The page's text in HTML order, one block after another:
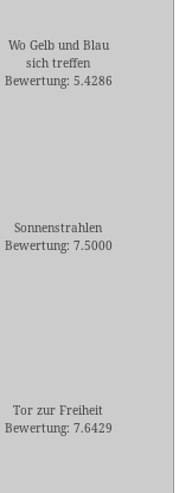
Wo Gelb und Blau
sich treffen
Bewertung: 5.4286
Sonnenstrahlen
Bewertung: 7.5000
Tor zur Freiheit
Bewertung: 7.6429